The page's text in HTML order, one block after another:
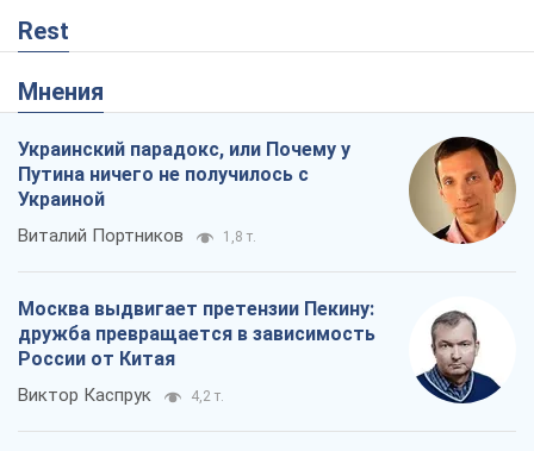
Rest
Мнения
Украинский парадокс, или Почему у
Путина ничего не получилось с
Украиной
Виталий Портников 1,8 т.
Москва выдвигает претензии Пекину:
дружба превращается в зависимость
России от Китая
Виктор Каспрук 4,2 т.